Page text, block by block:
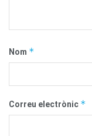
Nom *
Correu electrònic *